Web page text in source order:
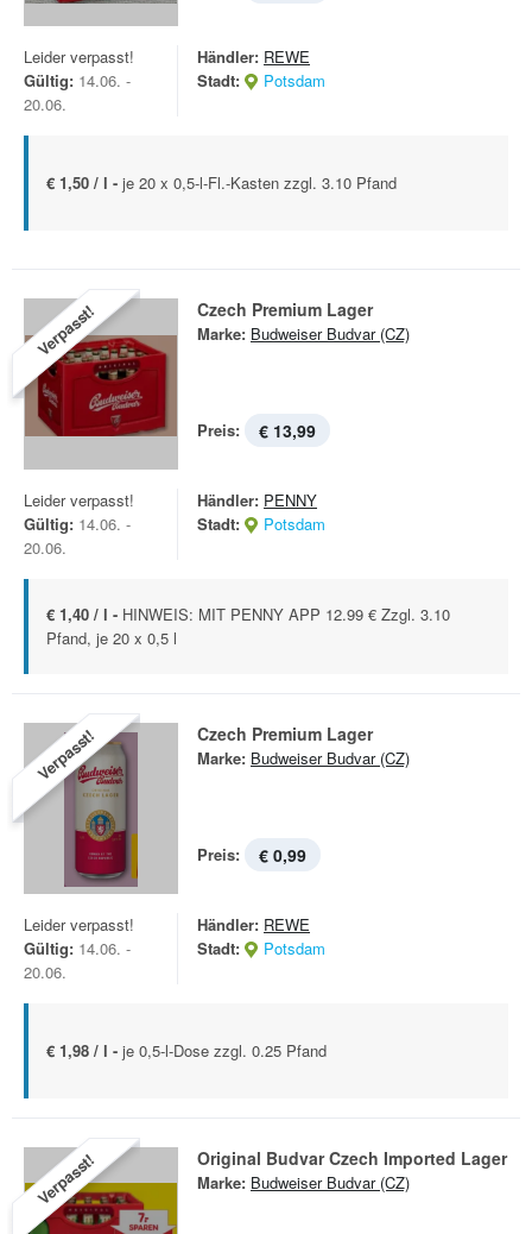
Leider verpasst!
Gültig: 14.06. -
20.06.
Händler: REWE
Stadt:
Potsdam
€ 1,50 / l - je 20 x 0,5-l-Fl.-Kasten zzgl. 3.10 Pfand
Verpasst! Czech Premium Lager
Marke: Budweiser Budvar (CZ)
Preis: € 13,99
Leider verpasst!
Gültig: 14.06. -
20.06.
Händler: PENNY
Stadt:
Potsdam
€ 1,40 / l - HINWEIS: MIT PENNY APP 12.99 € Zzgl. 3.10
Pfand, je 20 x 0,5 l
Verpasst! Czech Premium Lager
Marke: Budweiser Budvar (CZ)
Preis: € 0,99
Leider verpasst!
Gültig: 14.06. -
20.06.
Händler: REWE
Stadt:
Potsdam
€ 1,98 / l - je 0,5-l-Dose zzgl. 0.25 Pfand
Verpasst! Original Budvar Czech Imported Lager
Marke: Budweiser Budvar (CZ)